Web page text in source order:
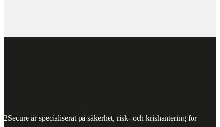
2Secure är specialiserat på säkerhet, risk- och krishantering för